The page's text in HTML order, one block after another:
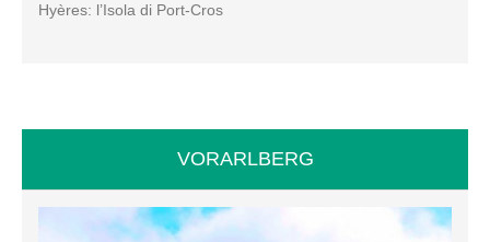
Hyères: l’Isola di Port-Cros
VORARLBERG